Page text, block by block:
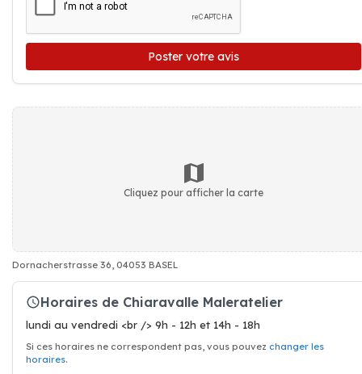
Poster votre avis
Cliquez pour afficher la carte
Dornacherstrasse 36, 04053 BASEL
Horaires de Chiaravalle Maleratelier
lundi au vendredi <br /> 9h - 12h et 14h - 18h
Si ces horaires ne correspondent pas, vous pouvez changer les
horaires.